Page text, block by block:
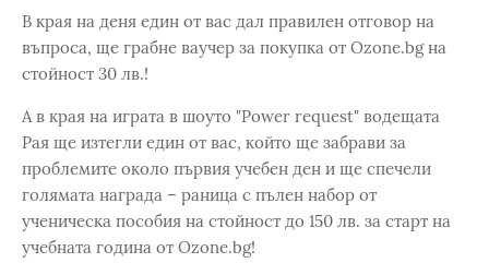
В края на деня един от вас дал правилен отговор на
въпроса, ще грабне ваучер за покупка от Оzone.bg на
стойност 30 лв.!
А в края на играта в шоуто "Power request" водещата
Рая ще изтегли един от вас, който ще забрави за
проблемите около първия учебен ден и ще спечели
голямата награда – раница с пълен набор от
ученическа пособия на стойност до 150 лв. за старт на
учебната година от Оzone.bg!